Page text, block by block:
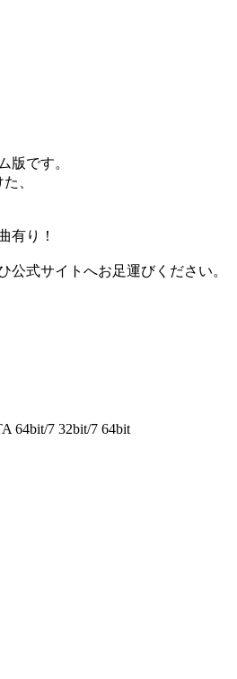
版です。
、
有り！
式サイトへお足運びください。
64bit/7 32bit/7 64bit